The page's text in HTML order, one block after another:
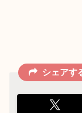
シェアす